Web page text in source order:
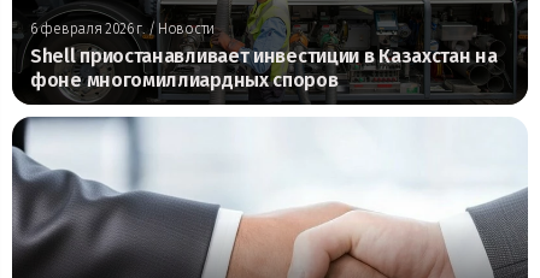
6 февраля 2026 г./ Новости
Shell приостанавливает инвестиции в Казахстан на
фоне многомиллиардных споров